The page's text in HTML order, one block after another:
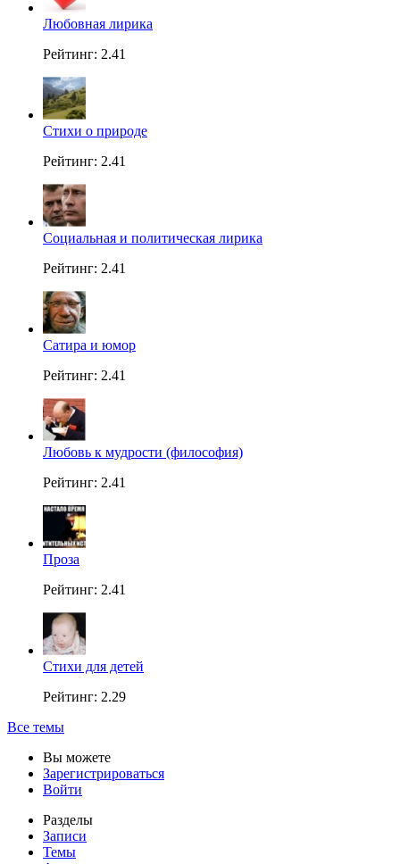
Любовная лирика
Рейтинг: 2.41
Стихи о природе
Рейтинг: 2.41
Социальная и политическая лирика
Рейтинг: 2.41
Сатира и юмор
Рейтинг: 2.41
Любовь к мудрости (философия)
Рейтинг: 2.41
Проза
Рейтинг: 2.41
Стихи для детей
Рейтинг: 2.29
Все темы
Вы можете
Зарегистрироваться
Войти
Разделы
Записи
Темы